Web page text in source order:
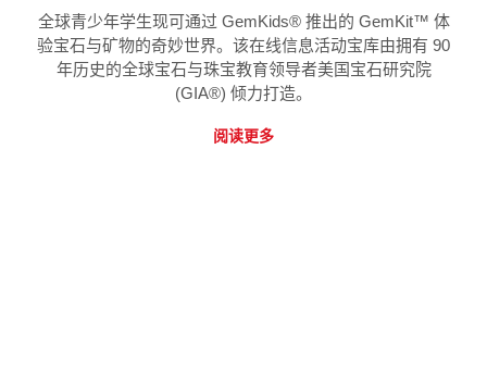
全球青少年学生现可通过 GemKids® 推出的 GemKit™ 体
验宝石与矿物的奇妙世界。该在线信息活动宝库由拥有 90
年历史的全球宝石与珠宝教育领导者美国宝石研究院
(GIA®) 倾力打造。
阅读更多